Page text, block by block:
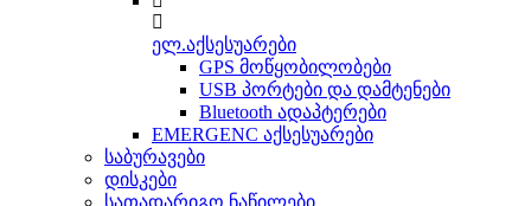
ელ.აქსესუარები
GPS მოწყობილობები
USB პორტები და დამტენები
Bluetooth ადაპტერები
EMERGENC აქსესუარები
საბურავები
დისკები
სათადარიგო ნაწილები